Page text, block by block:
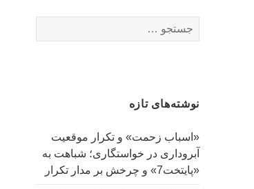
س
ب
ا
ی
:
نوشته‌های تازه
«اسباب زحمت» و تکرار موقعیت
آبروداری در خواستگاری؛ شباهت به
«پایتخت7» و چرخش بر مدار تکرار